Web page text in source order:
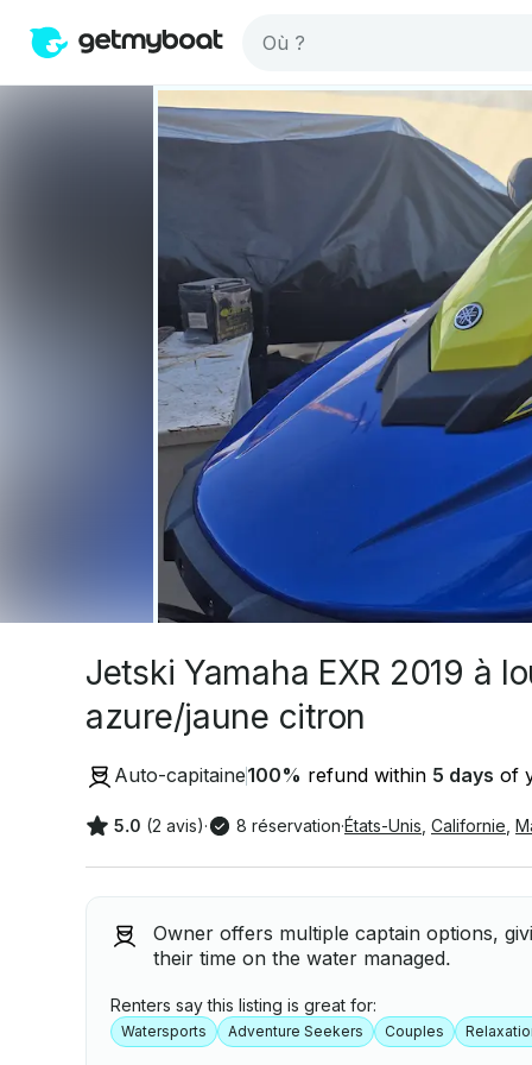
Jetski Yamaha EXR 2019 à
azure/jaune citron
Auto-capitaine100% refund within 5 days of
5.0 (2 avis)· 8 réservation·États-Unis Californie
Owner offers multiple captain options,
their time on the water managed.
Renters say this listing is great for:
Watersports Adventure Seekers Couples